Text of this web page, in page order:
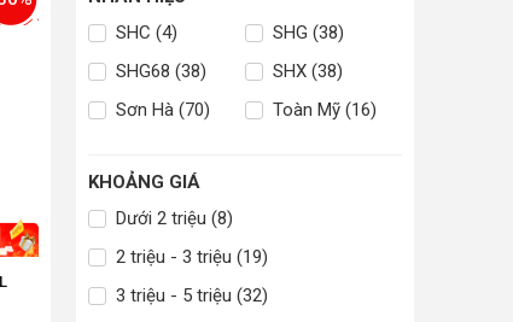
SHC (4)
SHG (38)
SHG68 (38)
SHX (38)
Sơn Hà (70)
Toàn Mỹ (16)
KHOẢNG GIÁ
Dưới 2 triệu (8)
2 triệu - 3 triệu (19)
3 triệu - 5 triệu (32)